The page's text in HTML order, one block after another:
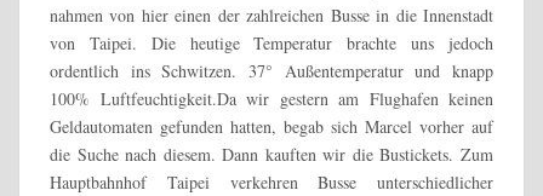
nahmen von hier einen der zahlreichen Busse in die Innenstadt
von Taipei. Die heutige Temperatur brachte uns jedoch
ordentlich ins Schwitzen. 37° Außentemperatur und knapp
100% Luftfeuchtigkeit.Da wir gestern am Flughafen keinen
Geldautomaten gefunden hatten, begab sich Marcel vorher auf
die Suche nach diesem. Dann kauften wir die Bustickets. Zum
Hauptbahnhof Taipei verkehren Busse unterschiedlicher